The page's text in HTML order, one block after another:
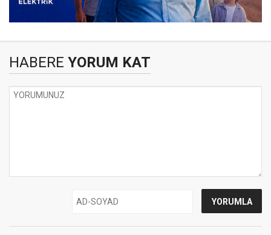
HABERE YORUM KAT